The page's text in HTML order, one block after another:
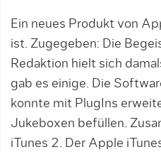
Ein neues Produkt von
ist. Zugegeben: Die
Redaktion hielt sich
gab es einige. Die
konnte mit PlugIns
Jukeboxen befüllen.
iTunes 2. Der Apple